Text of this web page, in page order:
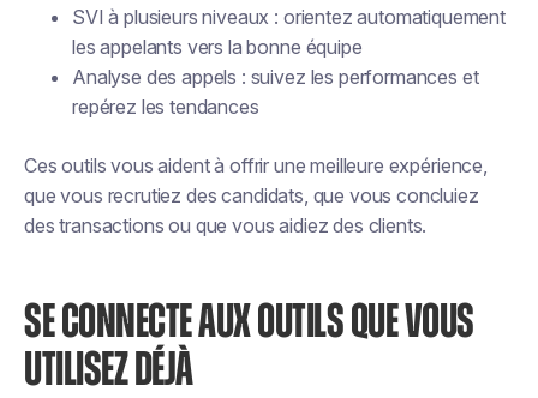
SVI à plusieurs niveaux : orientez automatiquement
les appelants vers la bonne équipe
Analyse des appels : suivez les performances et
repérez les tendances
Ces outils vous aident à offrir une meilleure expérience,
que vous recrutiez des candidats, que vous concluiez
des transactions ou que vous aidiez des clients.
SE CONNECTE AUX OUTILS QUE VOUS
UTILISEZ DÉJÀ